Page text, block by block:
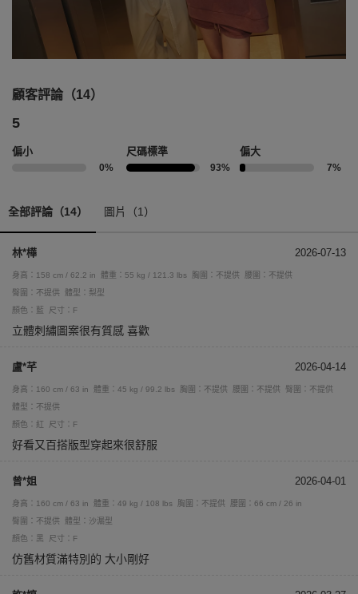
顧客評論（14）
5
偏小
0%
尺碼標準
93%
偏大
7%
全部評論（14） 圖片（1）
林*樺 2026-07-13
身高：158 cm / 62.2 in 體重：55 kg / 121.3 lbs 胸圍：不提供
腰圍：不提供
臀圍：不提供
體型：梨型
顏色：藍
尺寸：F
立體刺繡圖案很有質感 喜歡
盧*芊 2026-04-14
身高：160 cm / 63 in 體重：45 kg / 99.2 lbs 胸圍：不提供 腰圍：不提供
臀圍：不提供
體型：不提供
顏色：紅
尺寸：F
好看又百搭版型穿起來很舒服
曾*姐 2026-04-01
身高：160 cm / 63 in 體重：49 kg / 108 lbs 胸圍：不提供
腰圍：66 cm / 26 in
臀圍：不提供
體型：沙漏型
顏色：黑
尺寸：F
仿舊材質滿特別的 大小剛好